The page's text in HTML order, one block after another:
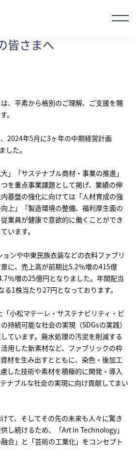
皆さまへ
、平素から格別のご理解、ご支援を賜
。
2024年5月に3ヶ年の中期経営計画
した。
」「サステナブル商材・事業の推進」
つを重点事業課題として掲げ、業績の伸
基盤の強化に向けては「人材育成の強
上」「製造環境の整備、福利厚生面の
業員が健康で意欲的に働くことができ
います。
ンや中東民族衣装などの衣料ファブリ
に、売上高が前期比5.2％増の415億
％増の25億円となりました。年間配当
1株当たり27円となっております。
小松マテーレ・サステナビリティ・ビ
持続可能な社会の実現（SDGsの実践）
ています。廃水処理の汚泥を削減する
用した新素材など、ファブリックの枠
材を生み出すとともに、染色・後加工
した技術や素材を積極的に開発・導入
ナブルな社会の実現に向け貢献してまい
て、そしてその先の未来も人々に驚き
し続けるため、「Art in Technology」
合」と「芸術の工業化」をコンセプト